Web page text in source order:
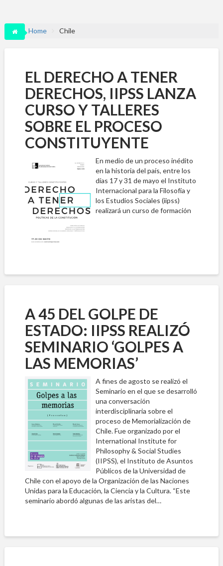
Home Chile
EL DERECHO A TENER
DERECHOS, IIPSS LANZA
CURSO Y TALLERES
SOBRE EL PROCESO
CONSTITUYENTE
En medio de un proceso inédito
en la historia del país, entre los
días 17 y 31 de mayo el Instituto
Internacional para la Filosofía y
los Estudios Sociales (iipss)
realizará un curso de formación
A 45 DEL GOLPE DE
ESTADO: IIPSS REALIZÓ
SEMINARIO ‘GOLPES A
LAS MEMORIAS’
A fines de agosto se realizó el
Seminario en el que se desarrolló
una conversación
interdisciplinaria sobre el
proceso de Memorialización de
Chile. Fue organizado por el
International Institute for
Philosophy & Social Studies
(IIPSS), el Instituto de Asuntos
Públicos de la Universidad de
Chile con el apoyo de la Organización de las Naciones
Unidas para la Educación, la Ciencia y la Cultura. “Este
seminario abordó algunas de las aristas del…